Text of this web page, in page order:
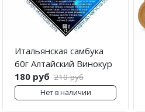
Итальянская самбука
60г Алтайский Винокур
180 руб 210 руб
Нет в наличии